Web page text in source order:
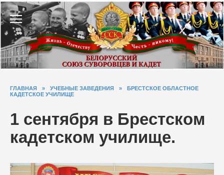
Перейти
к
содержанию
ГЛАВНАЯ » УЧЕБНЫЕ ЗАВЕДЕНИЯ »
БРЕСТСКОЕ ОБЛАСТНОЕ
КАДЕТСКОЕ УЧИЛИЩЕ
1 сентября в Брестском
кадетском училище.